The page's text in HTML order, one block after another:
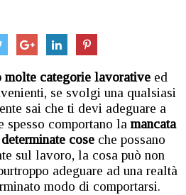
molte categorie lavorative ed
se svolgi una qualsiasi
sai che ti devi adeguare a
spesso comportano la mancata
coseche possano
sul lavoro, la cosa può non
adeguare ad una realtà
modo di comportarsi.